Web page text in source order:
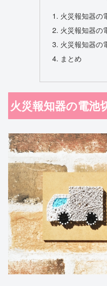
火災報知器の
火災報知器の
火災報知器の
まとめ
火災報知器の電池